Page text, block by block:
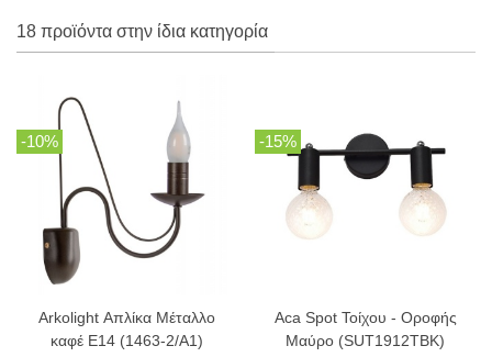
18 προϊόντα στην ίδια κατηγορία
-10%
Arkolight Απλίκα Μέταλλο
καφέ Ε14 (1463-2/Α1)
-15%
Aca Spot Τοίχου - Οροφής
Μαύρο (SUT1912TBK)